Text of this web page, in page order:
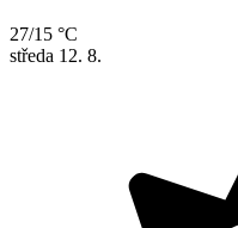
27/15 °C
středa 12. 8.